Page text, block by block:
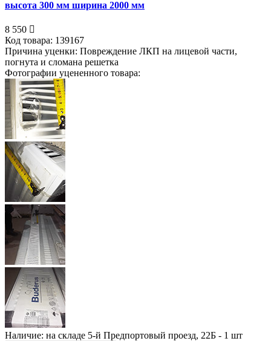
высота 300 мм ширина 2000 мм
8 550
Код товара: 139167
Причина уценки: Повреждение ЛКП на лицевой части,
погнута и сломана решетка
Фотографии уцененного товара:
Наличие: на складе 5-й Предпортовый проезд, 22Б - 1 шт